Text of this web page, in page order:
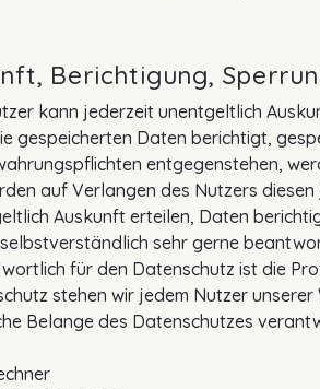
Berichtigung,
kann jederzeit unentgeltlich
gespeicherten Daten berichtigt,
entgegenstehen,
auf Verlangen des Nutzers
Auskunft erteilen, Daten
sehr gerne
für den Datenschutz ist die
stehen wir jedem Nutzer
Belange des Datenschutzes